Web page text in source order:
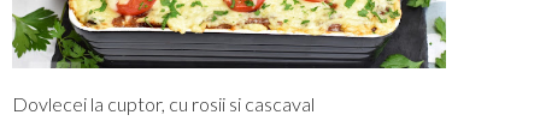
Dovlecei la cuptor, cu rosii si cascaval